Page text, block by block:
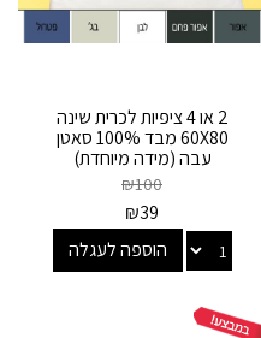
2 או 4 ציפיות לכרית שינה
60X80 מבד 100% סאטן
עבה (מידה מיוחדת)
₪100
₪39
הוספה לעגלה